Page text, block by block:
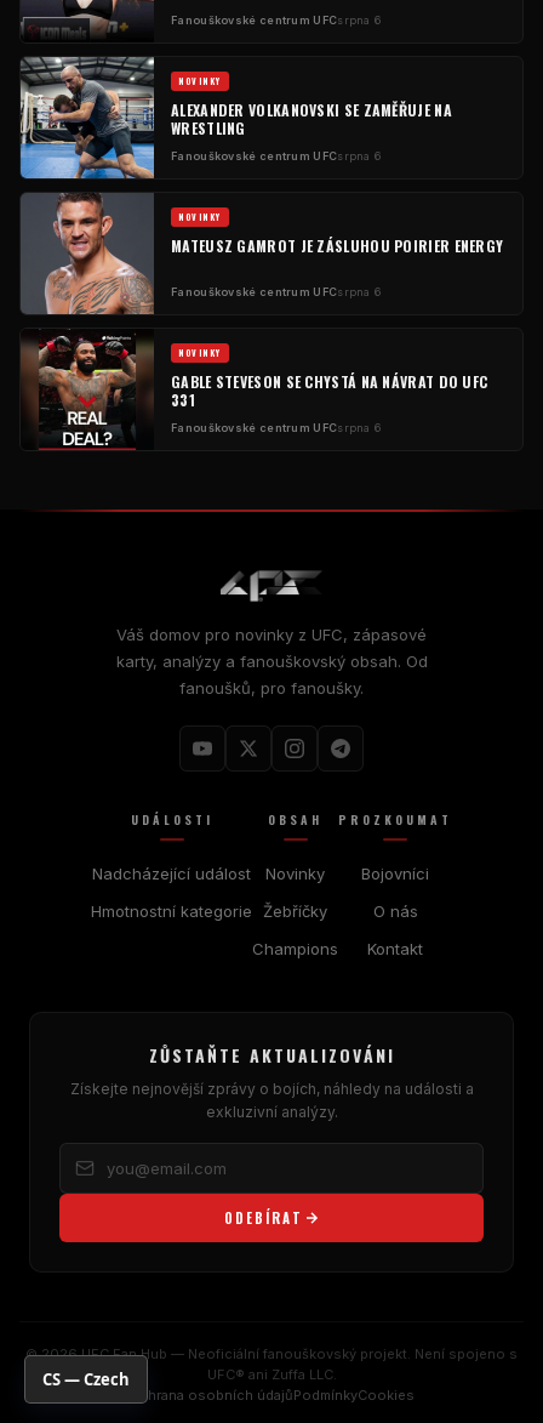
Fanouškovské centrum UFCsrpna 6
NOVINKY
ALEXANDER VOLKANOVSKI SE ZAMĚŘUJE NA
WRESTLING
Fanouškovské centrum UFCsrpna 6
NOVINKY
MATEUSZ GAMROT JE ZÁSLUHOU POIRIER ENERGY
Fanouškovské centrum UFCsrpna 6
NOVINKY
GABLE STEVESON SE CHYSTÁ NA NÁVRAT DO UFC
331
Fanouškovské centrum UFCsrpna 6
Váš domov pro novinky z UFC, zápasové
karty, analýzy a fanouškovský obsah. Od
fanoušků, pro fanoušky.
UDÁLOSTI
Nadcházející událost
Hmotnostní kategorie
OBSAH
Novinky
Žebříčky
Champions
PROZKOUMAT
Bojovníci
O nás
Kontakt
ZŮSTAŇTE AKTUALIZOVÁNI
Získejte nejnovější zprávy o bojích, náhledy na události a
exkluzivní analýzy.
ODEBÍRAT
© 2026 UFC Fan Hub — Neoficiální fanouškovský projekt. Není spojeno s
UFC® ani Zuffa LLC.
Ochrana osobních údajůPodmínkyCookies
CS — Czech